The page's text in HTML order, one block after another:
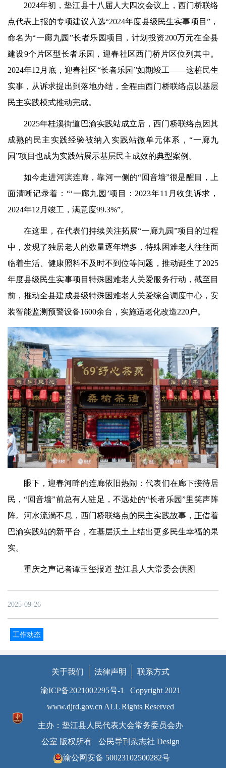
2024年初，垫江县十八届人大四次会议上，西门桥联络
点代表上报的专项建议入选“2024年度县级民生实事项目”，
命名为“一廊九园”长者乐园项目，计划投资200万元在全县
建设9个片区型长者乐园，迎春社区西门桥片区位列其中。
2024年12月底，迎春社区“长者乐园”如期竣工——这桩民生
实事，从诉求提出到落地办结，全程由西门桥联络点以基层
民主实践模式推动完成。
2025年桂溪街道巴渝实践站成立后，西门桥联络点因其
成熟的民主实践经验被纳入实践站微单元体系，“一廊九
园”项目也成为实践站展示基层民主成效的典型案例。
如今走进河滨连廊，靠河一侧的“回音墙”很是醒目，上
面清晰记录着：“‘一廊九园’项目：2023年11月收集诉求，
2024年12月竣工，满意度99.3%”。
在这里，在代表们持续关注拓展“一廊九园”项目的过程
中，发现了独居老人的数量逐年增多，特殊困难老人往往面
临着生活、健康照料不及时不到位等问题，推动诞生了2025
年度县级民生实事项目特殊困难老人关爱服务行动，截至目
前，推动全县建成县级特殊困难老人关爱综合调度中心，安
装智能监测预警设备1600余台，实施适老化改造220户。
眼下，迎春河畔的连廊依旧热闹：代表们在廊下接待居
民，“回音墙”前总有人驻足，不远处的“长者乐园”里笑声阵
阵。河水流淌不息，西门桥联络点的民主实践故事，正借着
巴渝实践站的新平台，在基层沃土上结出更多民生幸福的果
实。
重庆之声记者谭玉玺报道 垫江县人大常委会供图
2025-09-26
工作动态
关于我们 法律声明 联系方式
渝ICP备2021002295号-1
Copyright 2021
www.djrd.gov.cn ALL Rights Reserved
主办：垫江县人民代表大会常务委员会办
公室 版权所有
公民导刊杂志社 Design
渝公网安备 50023102500282号